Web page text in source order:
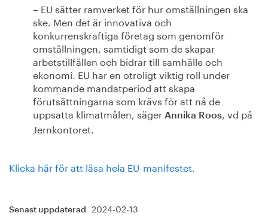
– EU sätter ramverket för hur omställningen ska
ske. Men det är innovativa och
konkurrenskraftiga företag som genomför
omställningen, samtidigt som de skapar
arbetstillfällen och bidrar till samhälle och
ekonomi. EU har en otroligt viktig roll under
kommande mandatperiod att skapa
förutsättningarna som krävs för att nå de
uppsatta klimatmålen, säger Annika Roos, vd på
Jernkontoret.
Klicka här för att läsa hela EU-manifestet.
Senast uppdaterad 2024-02-13